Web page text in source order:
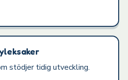
stödjer tidig utveckling.